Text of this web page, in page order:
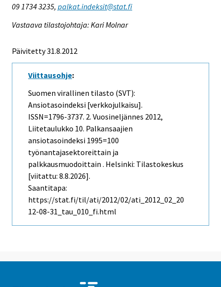
09 1734 3235, palkat.indeksit@stat.fi
Vastaava tilastojohtaja: Kari Molnar
Päivitetty 31.8.2012
Viittausohje:
Suomen virallinen tilasto (SVT):
Ansiotasoindeksi [verkkojulkaisu].
ISSN=1796-3737. 2. Vuosineljännes 2012,
Liitetaulukko 10. Palkansaajien
ansiotasoindeksi 1995=100
työnantajasektoreittain ja
palkkausmuodoittain . Helsinki: Tilastokeskus
[viitattu: 8.8.2026].
Saantitapa:
https://stat.fi/til/ati/2012/02/ati_2012_02_20
12-08-31_tau_010_fi.html